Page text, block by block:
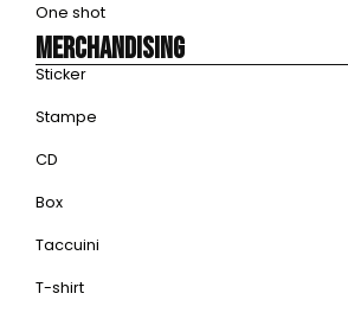
One shot
Merchandising
Sticker
Stampe
CD
Box
Taccuini
T-shirt